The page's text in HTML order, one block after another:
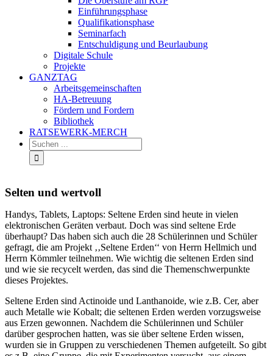
Einführungsphase
Qualifikationsphase
Seminarfach
Entschuldigung und Beurlaubung
Digitale Schule
Projekte
GANZTAG
Arbeitsgemeinschaften
HA-Betreuung
Fördern und Fordern
Bibliothek
RATSEWERK-MERCH
Selten und wertvoll
Handys, Tablets, Laptops: Seltene Erden sind heute in vielen
elektronischen Geräten verbaut. Doch was sind seltene Erde
überhaupt? Das haben sich auch die 28 Schülerinnen und Schüler
gefragt, die am Projekt ‚‚Seltene Erden‘‘ von Herrn Hellmich und
Herrn Kömmler teilnehmen. Wie wichtig die seltenen Erden sind
und wie sie recycelt werden, das sind die Themenschwerpunkte
dieses Projektes.
Seltene Erden sind Actinoide und Lanthanoide, wie z.B. Cer, aber
auch Metalle wie Kobalt; die seltenen Erden werden vorzugsweise
aus Erzen gewonnen. Nachdem die Schülerinnen und Schüler
darüber gesprochen hatten, was sie über seltene Erden wissen,
wurden sie in Gruppen zu verschiedenen Themen aufgeteilt. So gibt